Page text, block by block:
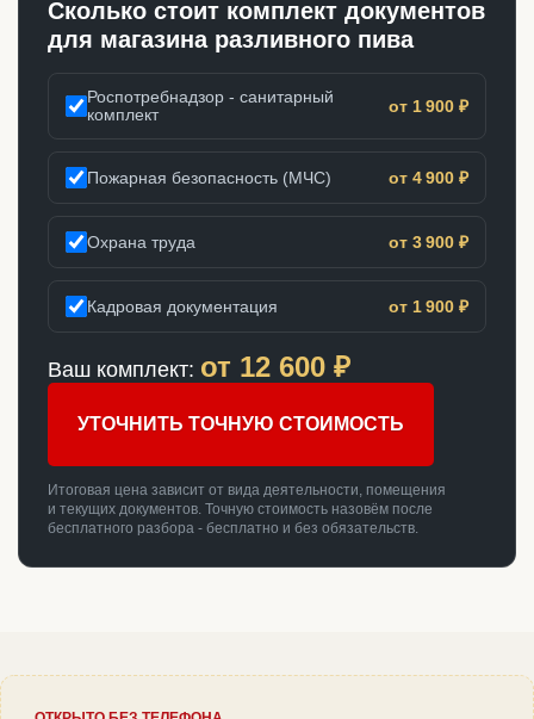
Сколько стоит комплект документов
для магазина разливного пива
Роспотребнадзор - санитарный
комплект
от 1 900 ₽
Пожарная безопасность (МЧС) от 4 900 ₽
Охрана труда от 3 900 ₽
Кадровая документация от 1 900 ₽
Ваш комплект: от 12 600 ₽
УТОЧНИТЬ ТОЧНУЮ СТОИМОСТЬ
Итоговая цена зависит от вида деятельности, помещения
и текущих документов. Точную стоимость назовём после
бесплатного разбора - бесплатно и без обязательств.